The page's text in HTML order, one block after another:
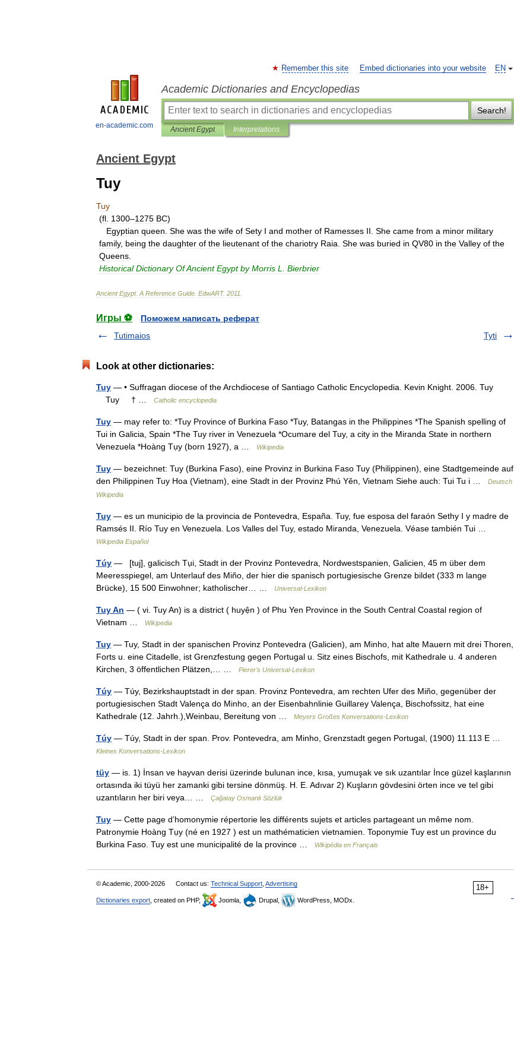
en-academic.com
EN
Remember this site Embed dictionaries into your website
Academic Dictionaries and Encyclopedias
Search!
Ancient Egypt Interpretations
Ancient Egypt
Tuy
Tuy
(fl 1300–1275 BC)
Egyptian queen She was the wife of Sety I and mother of Ramesses II She came from a minor military
family, being the daughter of the lieutenant of the chariotry Raia She was buried in QV80 in the Valley of the
Queens
Historical Dictionary OfAncient Egypt by Morris L Bierbrier
Ancient Egypt. A Reference Guide EdwART. 2011
Игры ⚽
Поможем написать реферат
Tutimaios
Tyti
Look at other dictionaries:
Tuy — • Suffragan diocese of the Archdiocese of Santiago Catholic Encyclopedia. Kevin Knight. 2006. Tuy
Tuy † …
Catholic encyclopedia
Tuy — may refer to: *Tuy Province of Burkina Faso *Tuy, Batangas in the Philippines *The Spanish spelling of
Tui in Galicia, Spain *The Tuy river in Venezuela *Ocumare del Tuy, a city in the Miranda State in northern
Venezuela *Hoàng Tụy (born 1927), a …
Wikipedia
Tuy — bezeichnet: Tuy (Burkina Faso), eine Provinz in Burkina Faso Tuy (Philippinen), eine Stadtgemeinde auf
den Philippinen Tuy Hoa (Vietnam), eine Stadt in der Provinz Phú Yên, Vietnam Siehe auch: Tui Tu i …
Deutsch
Wikipedia
Tuy — es un municipio de la provincia de Pontevedra, España. Tuy, fue esposa del faraón Sethy I y madre de
Ramsés II. Río Tuy en Venezuela. Los Valles del Tuy, estado Miranda, Venezuela. Véase también Tui …
Wikipedia Español
Túy — [tuj], galicisch Tụi, Stadt in der Provinz Pontevedra, Nordwestspanien, Galicien, 45 m über dem
Meeresspiegel, am Unterlauf des Miño, der hier die spanisch portugiesische Grenze bildet (333 m lange
Brücke), 15 500 Einwohner; katholischer… …
Universal-Lexikon
Tuy An — ( vi. Tuy An) is a district ( huyện ) of Phu Yen Province in the South Central Coastal region of
Vietnam …
Wikipedia
Tuy — Tuy, Stadt in der spanischen Provinz Pontevedra (Galicien), am Minho, hat alte Mauern mit drei Thoren,
Forts u. eine Citadelle, ist Grenzfestung gegen Portugal u. Sitz eines Bischofs, mit Kathedrale u. 4 anderen
Kirchen, 3 öffentlichen Plätzen,… …
Pierer's Universal-Lexikon
Túy — Túy, Bezirkshauptstadt in der span. Provinz Pontevedra, am rechten Ufer des Miño, gegenüber der
portugiesischen Stadt Valença do Minho, an der Eisenbahnlinie Guillarey Valença, Bischofssitz, hat eine
Kathedrale (12. Jahrh.),Weinbau, Bereitung von …
Meyers Großes Konversations-Lexikon
Túy — Túy, Stadt in der span. Prov. Pontevedra, am Minho, Grenzstadt gegen Portugal, (1900) 11.113 E …
Kleines Konversations-Lexikon
tüy — is. 1) İnsan ve hayvan derisi üzerinde bulunan ince, kısa, yumuşak ve sık uzantılar İnce güzel kaşlarının
ortasında iki tüyü her zamanki gibi tersine dönmüş. H. E. Adıvar 2) Kuşların gövdesini örten ince ve tel gibi
uzantıların her biri veya… …
Çağatay Osmanlı Sözlük
Tuy — Cette page d’homonymie répertorie les différents sujets et articles partageant un même nom.
Patronymie Hoàng Tụy (né en 1927 ) est un mathématicien vietnamien. Toponymie Tuy est un province du
Burkina Faso. Tuy est une municipalité de la province …
Wikipédia en Français
18+
© Academic, 2000-2026 Contact us: Technical Support Advertising
Dictionaries export , created on PHP, Joomla, Drupal, WordPress, MODx.